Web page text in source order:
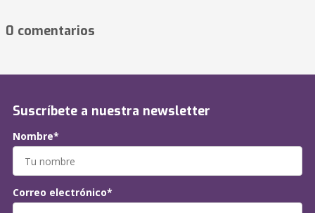
0 comentarios
Suscríbete a nuestra newsletter
Nombre*
Correo electrónico*